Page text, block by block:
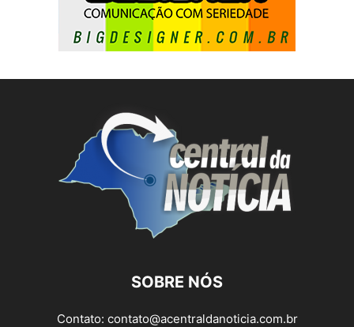
SOBRE NÓS
Contato: contato@acentraldanoticia.com.br